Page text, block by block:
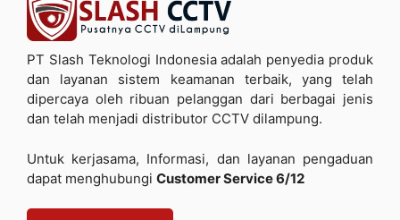
PT Slash Teknologi Indonesia adalah penyedia produk
dan layanan sistem keamanan terbaik, yang telah
dipercaya oleh ribuan pelanggan dari berbagai jenis
dan telah menjadi distributor CCTV dilampung.
Untuk kerjasama, Informasi, dan layanan pengaduan
dapat menghubungi Customer Service 6/12